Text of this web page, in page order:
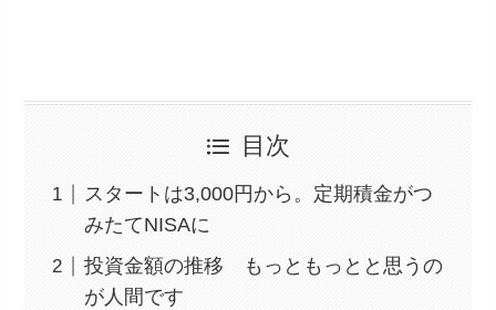
目次
スタートは3,000円から。定期積金がつ
みたてNISAに
投資金額の推移 もっともっとと思うの
が人間です